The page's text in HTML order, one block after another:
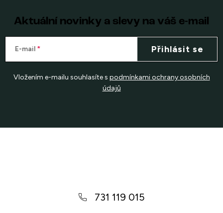
Aktuální novinky a slevy na váš e-mail
E-mail
Vložením e-mailu souhlasíte s podmínkami ochrany osobních
údajů
Přihlásit se
731 119 015